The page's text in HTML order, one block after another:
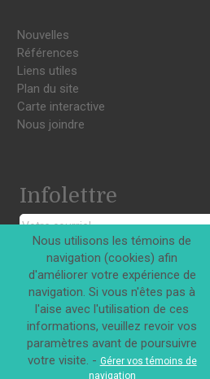
Nouvelles
Références
Liens utiles
Plan du site
Carte interactive
Nous joindre
Infolettre
S'INSCRIRE
Tous droits réservés © Innovations
Nous utilisons les témoins de
navigation (cookies) afin
d'améliorer votre expérience de
navigation. Si vous n'êtes pas à
l'aise avec l'utilisation de ces
informations, veuillez revoir vos
paramètres avant de poursuivre
votre visite. - Gérer vos témoins de
navigation